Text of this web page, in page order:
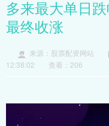
多来最大单日
最终收涨
来源：股票配资网站
12:38:02
查看：206